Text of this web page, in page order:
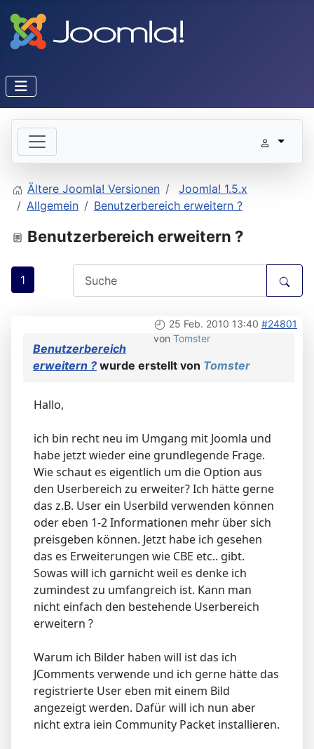
Ältere Joomla! Versionen
Joomla! 1.5.x
Allgemein
Benutzerbereich erweitern ?
Benutzerbereich erweitern ?
1
25 Feb. 2010 13:40 #24801
von Tomster
Benutzerbereich
erweitern ? wurde erstellt von Tomster
Hallo,
ich bin recht neu im Umgang mit Joomla und
habe jetzt wieder eine grundlegende Frage.
Wie schaut es eigentlich um die Option aus
den Userbereich zu erweiter? Ich hätte gerne
das z.B. User ein Userbild verwenden können
oder eben 1-2 Informationen mehr über sich
preisgeben können. Jetzt habe ich gesehen
das es Erweiterungen wie CBE etc.. gibt.
Sowas will ich garnicht weil es denke ich
zumindest zu umfangreich ist. Kann man
nicht einfach den bestehende Userbereich
erweitern ?
Warum ich Bilder haben will ist das ich
JComments verwende und ich gerne hätte das
registrierte User eben mit einem Bild
angezeigt werden. Dafür will ich nun aber
nicht extra iein Community Packet installieren.